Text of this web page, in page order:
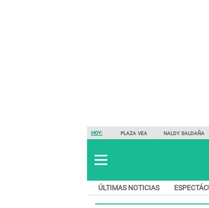
HOY: PLAZA VEA NALDY SALDAÑA
ÚLTIMAS NOTICIAS